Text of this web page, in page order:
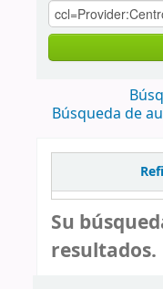
Búsqueda de
Su
resultados.